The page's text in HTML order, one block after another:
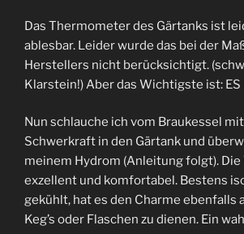
Das Thermometer des Gärtanks ist
ablesbar. Leider wurde das bei der
Herstellers nicht berücksichtigt.
Klarstein!) Aber das Wichtigste ist: ES
Nun schlauche ich vom Braukessel
Schwerkraft in den Gärtank und
meinem Hydrom (Anleitung folgt).
exzellent und komfortabel. Bestens
gekühlt, hat es den Charme ebenfalls
Keg’s oder Flaschen zu dienen. Ein